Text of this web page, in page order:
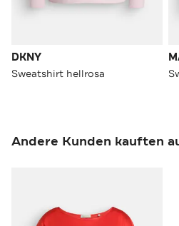
DKNY
Sweatshirt hellrosa
Andere Kunden kauften